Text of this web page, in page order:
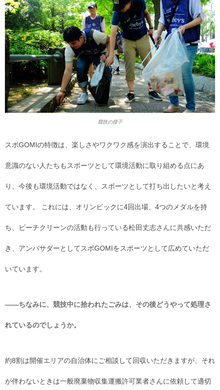
競技の様子
スポGOMIの特徴は、楽しさやワクワク感を演出することで、環境
意識のない人たちもスポーツとして環境活動に取り組める点にあ
り、今後も環境活動ではなく、スポーツとして打ち出したいと考え
ています。 これには、オリンピックに4回出場、4つのメダルを持
ち、ビーチクリーンの活動も行っている松田丈志さんに共感いただ
き、アンバサダーとしてスポGOMIをスポーツとして広めていただ
いています。
――ちなみに、競技中に拾われたごみは、その後どうやって処理さ
れているのでしょうか。
約8割は開催エリアの自治体にご相談して回収いただきますが、それ
が伴わないときは一般廃棄物収集運搬許可業者さんに依頼して適切